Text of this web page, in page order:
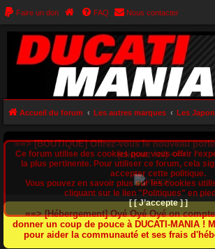
Faire un don FAQ Nous contacter
Accueil du forum Les autres marques Les
==> [BOUTIQUE] Offrez-vous le nouveau
(cliquez ici) <==
==> [Hébergement] Oyé Oyé Oyé on
donner un coup de pouce à DUCATI-MANIA !
pour aider la communauté et ses frais
Ce forum utilise des cookies pour vous offrir
la plus pertinente. Pour utiliser ce forum, cela
accepter cette politique.
Vous pouvez en savoir plus sur les cookies
cliquant sur le lien "Politiques" en
[ [ J’accepte ] ]